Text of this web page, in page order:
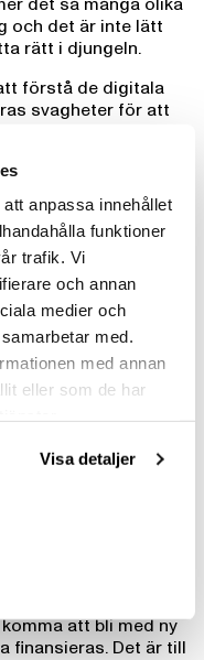
anpassa innehållet
funktioner
trafik. Vi
och annan
medier och
med.
med annan
eller som de har
Visa detaljer
det så många olika
och det är inte lätt
rätt i djungeln.
förstå de digitala
svagheter för att
om vi tolkar
ARKITEKTKONTOR NÄR
har bakat in
och ger
för att få både
verktyg
D+ kan bli ännu
TRE FÖRSTA VERKTYG
DET ÄR VERKTYG SOM
främst i tidiga skeden
När vi arbetar i
se olika koncept
att bli med ny
finansieras. Det är till